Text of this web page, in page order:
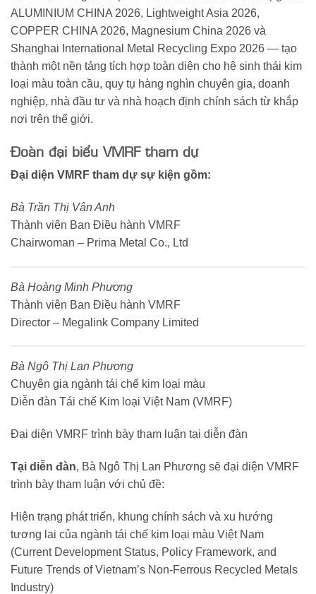
ALUMINIUM CHINA 2026, Lightweight Asia 2026,
COPPER CHINA 2026, Magnesium China 2026 và
Shanghai International Metal Recycling Expo 2026 — tạo
thành một nền tảng tích hợp toàn diện cho hệ sinh thái kim
loại màu toàn cầu, quy tụ hàng nghìn chuyên gia, doanh
nghiệp, nhà đầu tư và nhà hoạch định chính sách từ khắp
nơi trên thế giới.
Đoàn đại biểu VMRF tham dự
Đại diện VMRF tham dự sự kiện gồm:
Bà Trần Thị Vân Anh
Thành viên Ban Điều hành VMRF
Chairwoman – Prima Metal Co., Ltd
Bà Hoàng Minh Phương
Thành viên Ban Điều hành VMRF
Director – Megalink Company Limited
Bà Ngô Thị Lan Phương
Chuyên gia ngành tái chế kim loại màu
Diễn đàn Tái chế Kim loại Việt Nam (VMRF)
Đại diện VMRF trình bày tham luận tại diễn đàn
Tại diễn đàn, Bà Ngô Thị Lan Phương sẽ đại diện VMRF
trình bày tham luận với chủ đề:
Hiện trạng phát triển, khung chính sách và xu hướng
tương lai của ngành tái chế kim loại màu Việt Nam
(Current Development Status, Policy Framework, and
Future Trends of Vietnam’s Non-Ferrous Recycled Metals
Industry)